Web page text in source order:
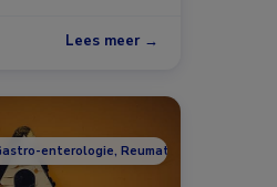
Lees meer →
enterologie, Reumatologie